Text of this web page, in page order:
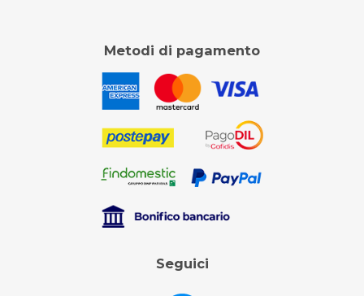
Metodi di pagamento
Seguici